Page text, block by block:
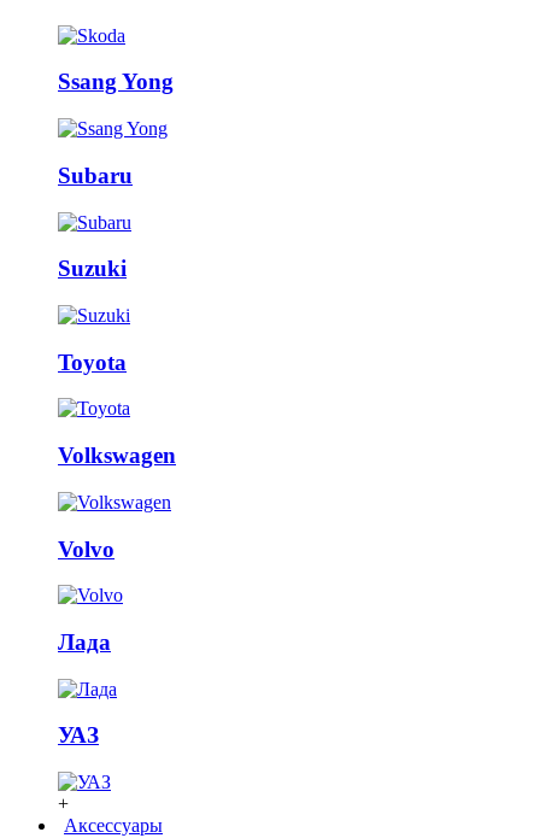
Ssang Yong
Subaru
Suzuki
Toyota
Volkswagen
Volvo
Лада
УАЗ
+
Аксессуары